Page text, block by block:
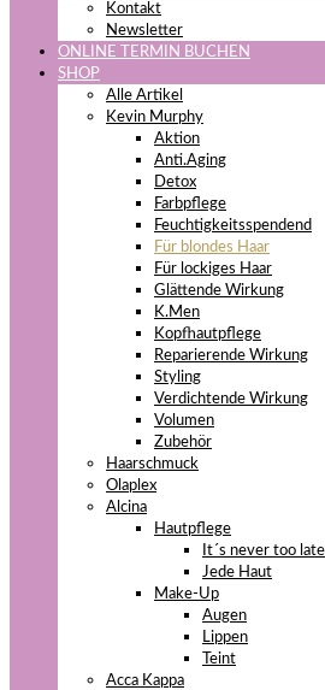
Kontakt
Newsletter
ONLINE TERMIN BUCHEN
SHOP
Alle Artikel
Kevin Murphy
Aktion
Anti.Aging
Detox
Farbpflege
Feuchtigkeitsspendend
Für blondes Haar
Für lockiges Haar
Glättende Wirkung
K.Men
Kopfhautpflege
Reparierende Wirkung
Styling
Verdichtende Wirkung
Volumen
Zubehör
Haarschmuck
Olaplex
Alcina
Hautpflege
It´s never too late
Jede Haut
Make-Up
Augen
Lippen
Teint
Acca Kappa